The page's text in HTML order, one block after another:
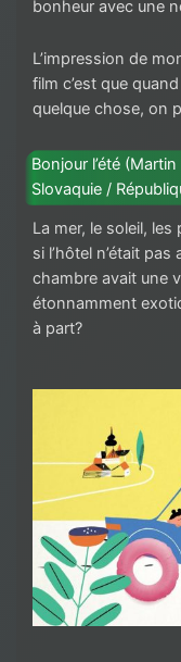
bonheur avec une
L’impression de
film c’est que
quelque chose, on
Bonjour l’été
Slovaquie /
La mer, le soleil,
si l’hôtel n’était
chambre avait une
étonnamment
à part?